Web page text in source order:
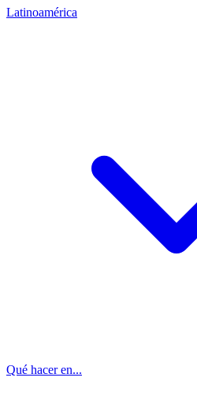
Latinoamérica
Qué hacer en...